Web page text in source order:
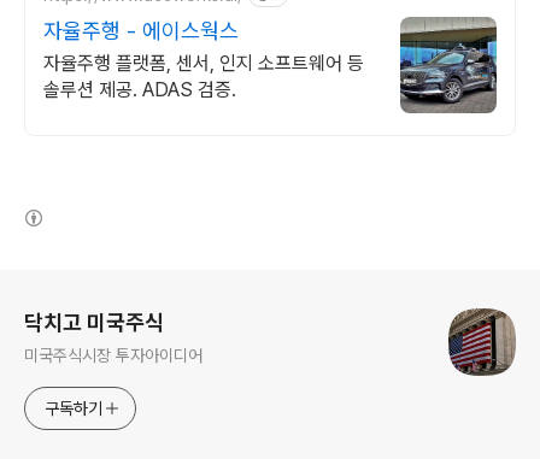
자율주행 - 에이스웍스
자율주행 플랫폼, 센서, 인지 소프트웨어 등
솔루션 제공. ADAS 검증.
닥치고 미국주식
미국주식시장 투자아이디어
구독하기